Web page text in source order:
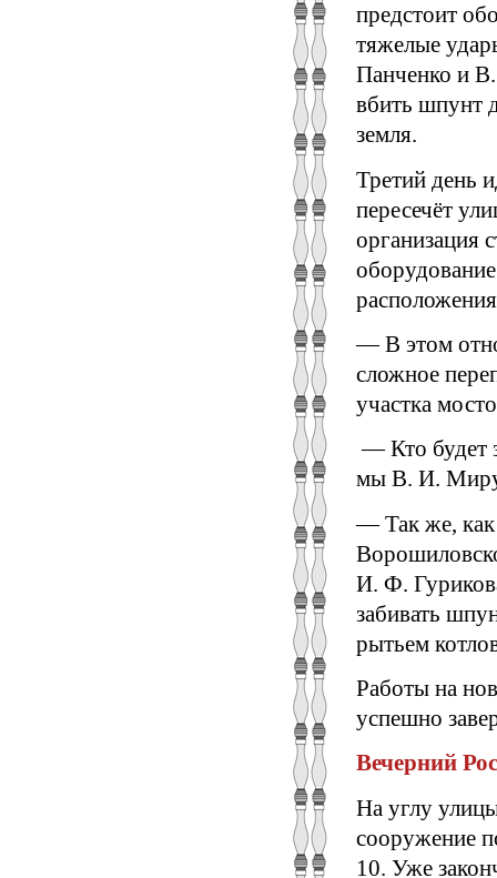
предстоит
тяжелые
Панченко и
вбить шпунт
земля.
Третий день
пересечёт
организация
— В этом
сложное
участка
— Кто будет
мы В. И.
— Так же, как
И. Ф.
забивать
рытьем
Работы на
успешно
Вечерний
На углу
сооружение
10. Уже